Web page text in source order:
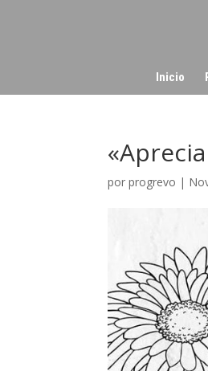
Inicio
porprogrevo |